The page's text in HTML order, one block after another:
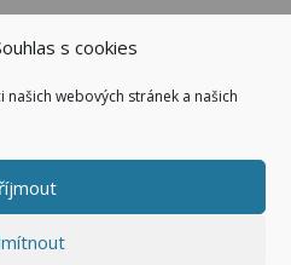
s cookies
webových stránek a našich